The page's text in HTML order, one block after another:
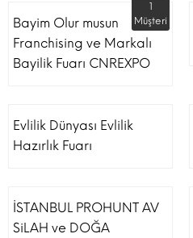
Bayim Olur musun
Franchising ve Markalı
Bayilik Fuarı CNREXPO
1
Müşteri
Evlilik Dünyası Evlilik
Hazırlık Fuarı
İSTANBUL PROHUNT AV
SiLAH ve DOĞA